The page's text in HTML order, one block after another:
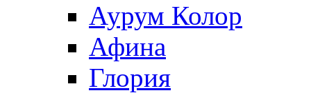
Аурум Колор
Афина
Глория